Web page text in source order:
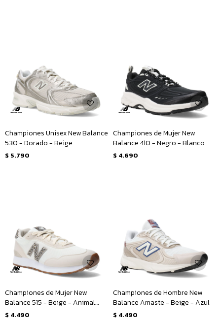
Championes Unisex New Balance
530 - Dorado - Beige
$ 5.790
Championes de Mujer New
Balance 410 - Negro - Blanco
$ 4.690
Championes de Mujer New
Balance 515 - Beige - Animal
Print
$ 4.490
Championes de Hombre New
Balance Amaste - Beige - Azul
$ 4.490